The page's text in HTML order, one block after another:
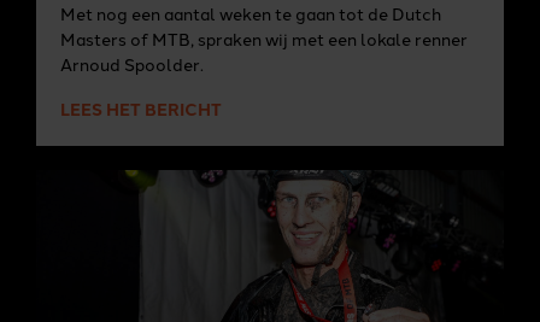
Met nog een aantal weken te gaan tot de Dutch
Masters of MTB, spraken wij met een lokale renner
Arnoud Spoolder.
LEES HET BERICHT